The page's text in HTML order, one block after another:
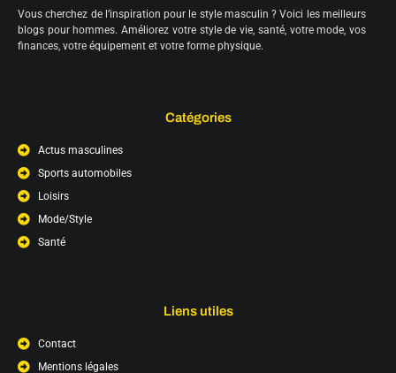
Vous cherchez de l’inspiration pour le style masculin ? Voici les meilleurs
blogs pour hommes. Améliorez votre style de vie, santé, votre mode, vos
finances, votre équipement et votre forme physique.
Catégories
Actus masculines
Sports automobiles
Loisirs
Mode/Style
Santé
Liens utiles
Contact
Mentions légales